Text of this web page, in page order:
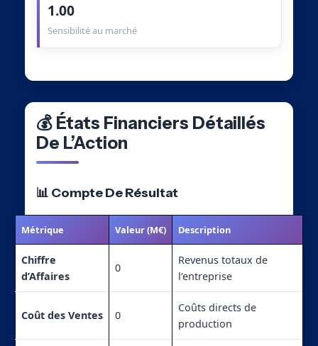
1.00
Sensibilité au marché
💰 États Financiers Détaillés
De L’Action
📊 Compte De Résultat
Métrique Valeur (M€) Description
Chiffre
d’Affaires
0
Revenus totaux de
l’entreprise
Coût des Ventes 0
Coûts directs de
production